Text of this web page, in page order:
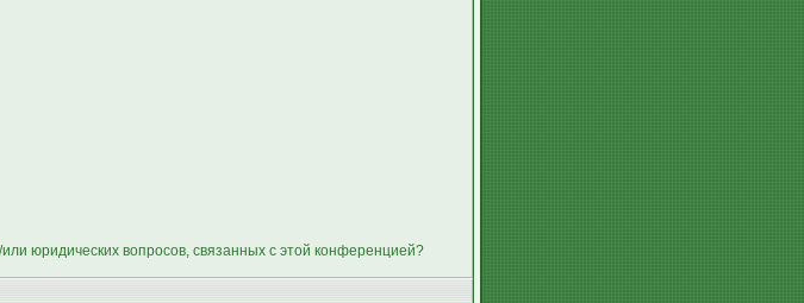
юридических вопросов, связанных с этой конференцией?